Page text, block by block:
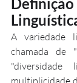
A variedade
chamada de
"diversidade
multiplicidade